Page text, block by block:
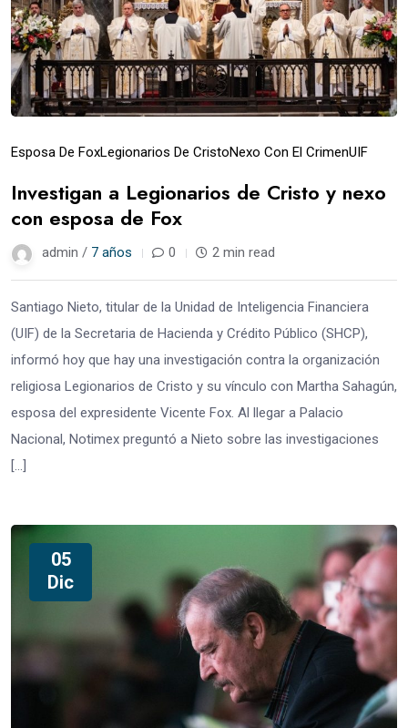
Esposa De FoxLegionarios De CristoNexo Con El CrimenUIF
Investigan a Legionarios de Cristo y nexo
con esposa de Fox
admin / 7 años 0 2 min read
Santiago Nieto, titular de la Unidad de Inteligencia Financiera
(UIF) de la Secretaria de Hacienda y Crédito Público (SHCP),
informó hoy que hay una investigación contra la organización
religiosa Legionarios de Cristo y su vínculo con Martha Sahagún,
esposa del expresidente Vicente Fox. Al llegar a Palacio
Nacional, Notimex preguntó a Nieto sobre las investigaciones
[…]
05
Dic